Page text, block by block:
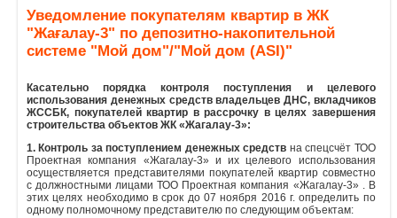
Новостройки
Новости
События
Агентства
Объявления
Кабинет
Уведомление покупателям квартир в ЖК
"Жағалау-3" по депозитно-накопительной
системе "Мой дом"/"Мой дом (ASI)"
Касательно порядка контроля поступления и целевого
использования денежных средств владельцев ДНС, вкладчиков
ЖССБК, покупателей квартир в рассрочку в целях завершения
строительства объектов ЖК «Жагалау-3»:
1. Контроль за поступлением денежных средств на спецсчёт ТОО
Проектная компания «Жагалау-3» и их целевого использования
осуществляется представителями покупателей квартир совместно
с должностными лицами ТОО Проектная компания «Жагалау-3» . В
этих целях необходимо в срок до 07 ноября 2016 г. определить по
одному полномочному представителю по следующим объектам: